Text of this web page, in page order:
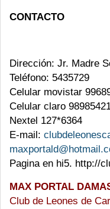
CONTACTO
Dirección: Jr. Madre
Teléfono: 5435729
Celular movistar
Celular claro
Nextel 127*6364
E-mail:
Pagina en hi5. http://
MAX PORTAL
Club de Leones de